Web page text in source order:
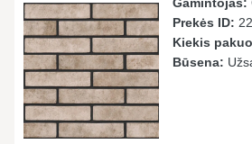
Prekės ID:
Kiekis
Būsena: